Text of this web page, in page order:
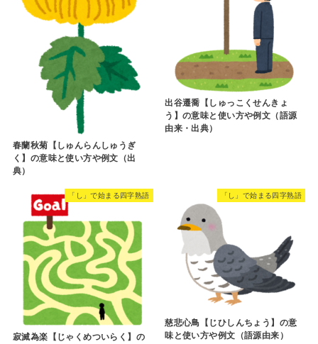
春蘭秋菊【しゅんらんしゅうぎ
く】の意味と使い方や例文（出
典）
出谷遷喬【しゅっこくせんきょ
う】の意味と使い方や例文（語源
由来・出典）
「し」で始まる四字熟語
寂滅為楽【じゃくめついらく】の
「し」で始まる四字熟語
慈悲心鳥【じひしんちょう】の意
味と使い方や例文（語源由来）